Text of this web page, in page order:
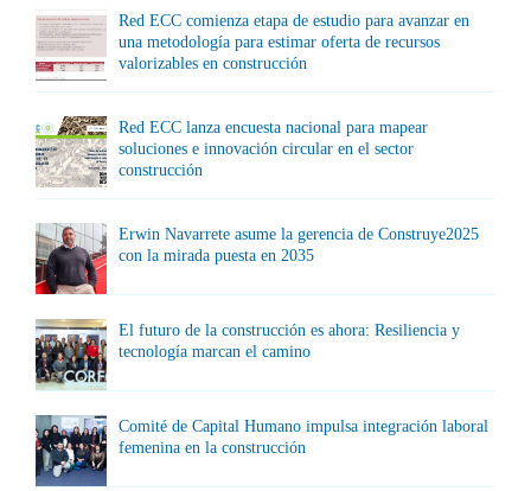
Red ECC comienza etapa de estudio para avanzar en
una metodología para estimar oferta de recursos
valorizables en construcción
Red ECC lanza encuesta nacional para mapear
soluciones e innovación circular en el sector
construcción
Erwin Navarrete asume la gerencia de Construye2025
con la mirada puesta en 2035
El futuro de la construcción es ahora: Resiliencia y
tecnología marcan el camino
Comité de Capital Humano impulsa integración laboral
femenina en la construcción